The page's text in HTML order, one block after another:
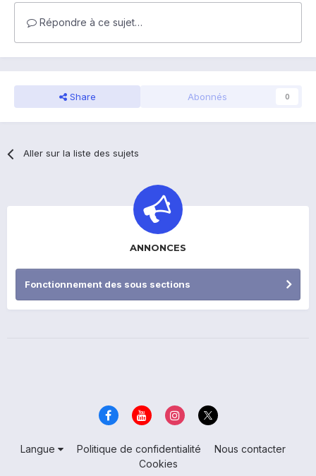
Répondre à ce sujet…
Share Abonnés 0
Aller sur la liste des sujets
ANNONCES
Fonctionnement des sous sections
Langue Politique de confidentialité
Nous contacter
Cookies